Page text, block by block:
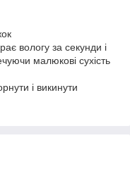
вологу за секунди і
малюкові сухість
і викинути